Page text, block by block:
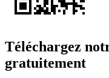
Téléchargez
gratuitement